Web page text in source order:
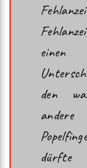
einen
den
dürfte